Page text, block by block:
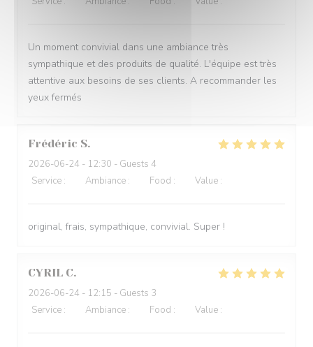
Un moment convivial dans une ambiance très
sympathique et des produits de qualité. L'équipe est très
attentive aux besoins de ses clients. A recommander les
yeux fermés
Frédéric S
2026-06-24 - 12:30 - Guests 4
Service : Ambiance : Food : Value :
original, frais, sympathique, convivial. Super !
CYRIL C
2026-06-24 - 12:15 - Guests 3
Service : Ambiance : Food : Value :